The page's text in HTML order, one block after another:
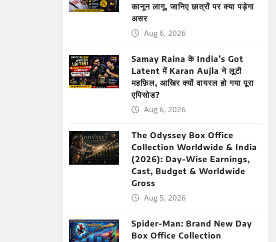
कानून लागू, जानिए छात्रों पर क्या पड़ेगा
असर
Aug 6, 2026
Samay Raina के India’s Got
Latent में Karan Aujla ने लूटी
महफ़िल, आखिर क्यों वायरल हो गया पूरा
एपिसोड?
Aug 6, 2026
The Odyssey Box Office
Collection Worldwide & India
(2026): Day-Wise Earnings,
Cast, Budget & Worldwide
Gross
Aug 5, 2026
Spider-Man: Brand New Day
Box Office Collection